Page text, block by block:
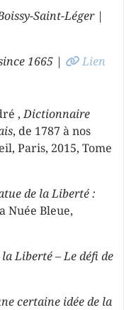
Saint-Léger|
1665 | Lien
,Dictionnaire
, de 1787 à nos
Paris, 2015, Tome
de la Liberté :
Nuée Bleue,
Liberté – Le défi de
certaine idée de la